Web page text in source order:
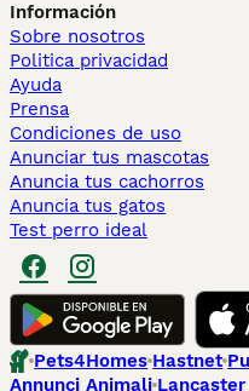
Información
Sobre nosotros
Politica privacidad
Ayuda
Prensa
Condiciones de uso
Anunciar tus mascotas
Anuncia tus cachorros
Anuncia tus gatos
Test perro ideal
Pets4Homes Hastnet
Annunci Animali